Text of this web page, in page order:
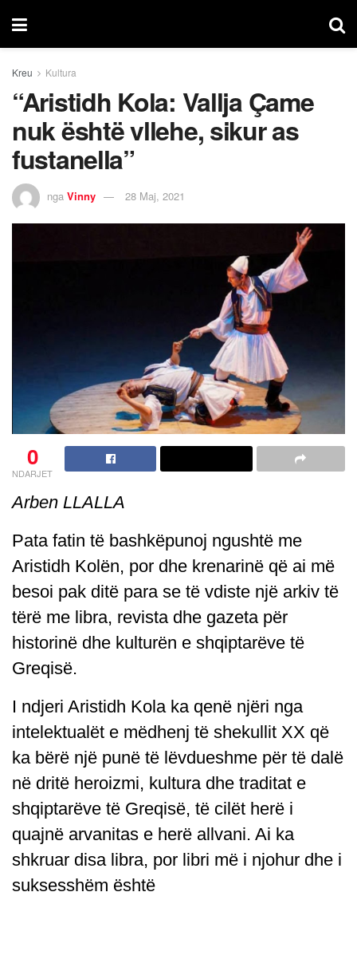
Kreu Kultura
“Aristidh Kola: Vallja Çame
nuk është vllehe, sikur as
fustanella”
nga Vinny 28 Maj, 2021
0
NDARJET
Arben LLALLA
Pata fatin të bashkëpunoj ngushtë me
Aristidh Kolën, por dhe krenarinë që ai më
besoi pak ditë para se të vdiste një arkiv të
tërë me libra, revista dhe gazeta për
historinë dhe kulturën e shqiptarëve të
Greqisë.
I ndjeri Aristidh Kola ka qenë njëri nga
intelektualët e mëdhenj të shekullit XX që
ka bërë një punë të lëvdueshme për të dalë
në dritë heroizmi, kultura dhe traditat e
shqiptarëve të Greqisë, të cilët herë i
quajnë arvanitas e herë allvani. Ai ka
shkruar disa libra, por libri më i njohur dhe i
suksesshëm është